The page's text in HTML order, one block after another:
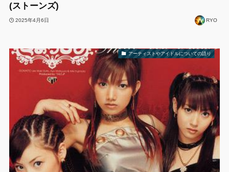
(ストーンズ)
2025年4月6日 RYO
アーティストやアイドルについての語り